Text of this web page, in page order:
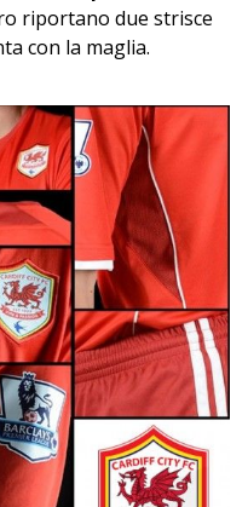
riportano due strisce
con la maglia.